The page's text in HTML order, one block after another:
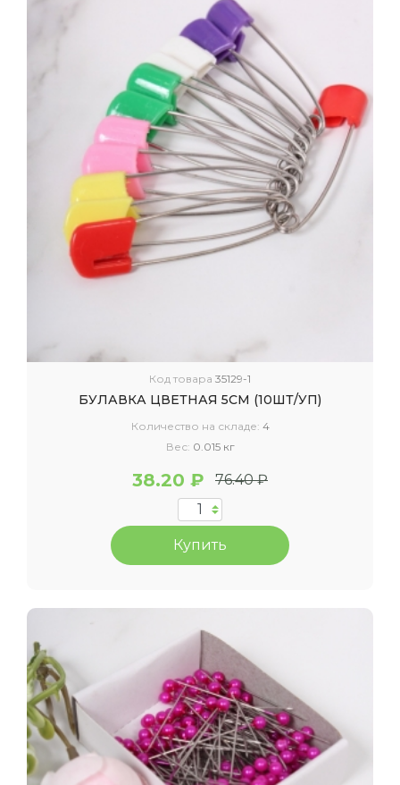
Код товара 35129-1
БУЛАВКА ЦВЕТНАЯ 5СМ (10ШТ/УП)
Количество на складе: 4
Вес: 0.015 кг
38.20 ₽ 76.40 ₽
Купить